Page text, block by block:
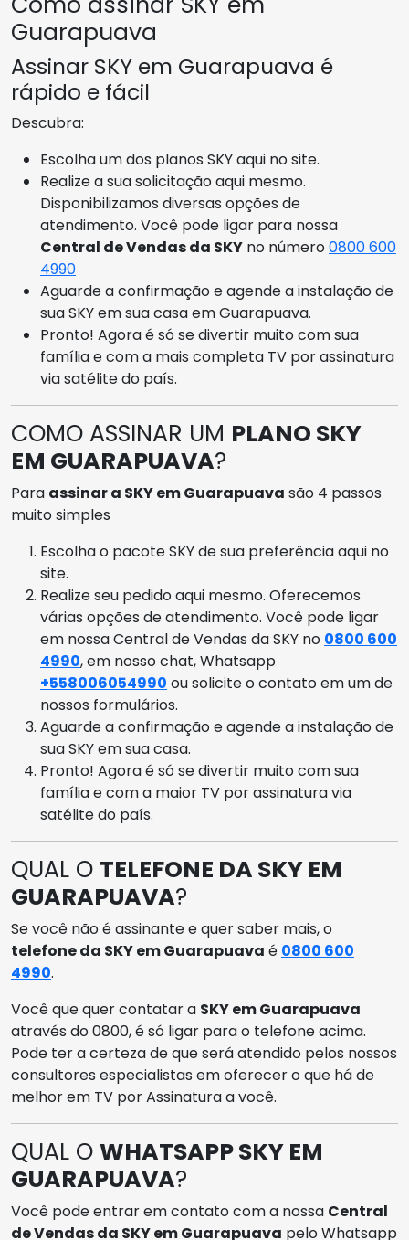
Guarapuava
Assinar SKY em Guarapuava é
rápido e fácil
Descubra:
Escolha um dos planos SKY aqui no site.
Realize a sua solicitação aqui mesmo.
Disponibilizamos diversas opções de
atendimento. Você pode ligar para nossa
Central de Vendas da SKY no número0800 600
4990
Aguarde a confirmação e agende a instalação de
sua SKY em sua casa em Guarapuava.
Pronto! Agora é só se divertir muito com sua
família e com a mais completa TV por assinatura
via satélite do país.
COMO ASSINAR UM PLANO SKY
EM GUARAPUAVA?
Para assinar a SKY em Guarapuava são 4 passos
muito simples
Escolha o pacote SKY de sua preferência aqui no
site.
Realize seu pedido aqui mesmo. Oferecemos
várias opções de atendimento. Você pode ligar
em nossa Central de Vendas da SKY no 0800 600
4990, em nosso chat, Whatsapp
+558006054990 ou solicite o contato em um de
nossos formulários.
Aguarde a confirmação e agende a instalação de
sua SKY em sua casa.
Pronto! Agora é só se divertir muito com sua
família e com a maior TV por assinatura via
satélite do país.
QUAL O TELEFONE DA SKY EM
GUARAPUAVA?
Se você não é assinante e quer saber mais, o
telefone da SKY em Guarapuava é 0800 600
4990.
Você que quer contatar a SKY em Guarapuava
através do 0800, é só ligar para o telefone acima.
Pode ter a certeza de que será atendido pelos nossos
consultores especialistas em oferecer o que há de
melhor em TV por Assinatura a você.
QUAL O WHATSAPP SKY EM
GUARAPUAVA?
Você pode entrar em contato com a nossa Central
de Vendas da SKY em Guarapuava pelo Whatsapp